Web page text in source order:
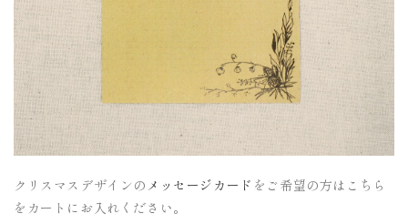
クリスマスデザインの メッセージカード をご希望の方はこちら
をカートにお入れください。